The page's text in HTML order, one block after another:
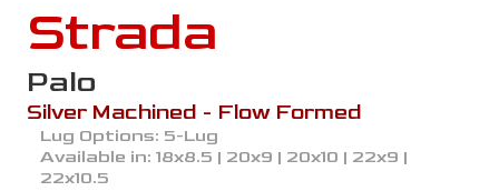
Strada
Palo
Silver Machined - Flow Formed
Lug Options: 5-Lug
Available in: 18x8.5 | 20x9 | 20x10 | 22x9 |
22x10.5